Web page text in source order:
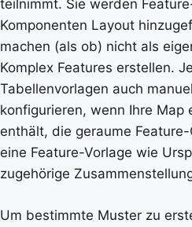
teilnimmt. Sie werden
Komponenten Layout
machen (als ob) nicht als
Komplex Features erstellen.
Tabellenvorlagen auch
konfigurieren, wenn Ihre Map
enthält, die geraume
eine Feature-Vorlage wie
zugehörige
Um bestimmte Muster zu